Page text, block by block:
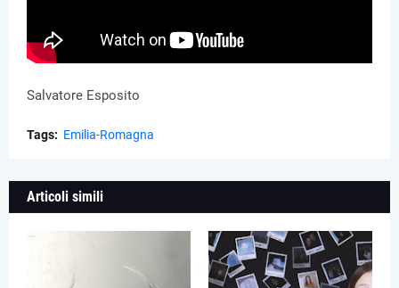
Salvatore Esposito
Tags: Emilia-Romagna
Articoli simili